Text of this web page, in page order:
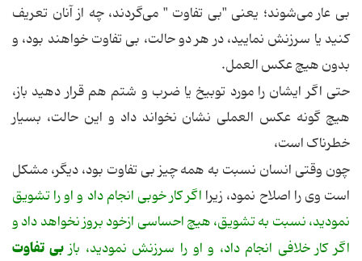
بی عار می‌شوند؛ یعنی "بی تفاوت " می‌گردند، چه از آنان تعریف
کنید یا سرزنش نمایید، در هر دو حالت، بی تفاوت خواهند بود، و
بدون هیچ عکس العمل.
حتی اگر ایشان را مورد توبیخ یا ضرب و شتم هم قرار دهید باز،
هیچ گونه عکس العملی نشان نخواند داد و این حالت، بسیار
خطرناک است،
چون وقتی انسان نسبت به همه چیز بی تفاوت بود، دیگر، مشکل
است وی را اصلاح نمود، زیرا اگر کار خوبی انجام داد و او را تشویق
نمودید، نسبت به تشویق، هیچ احساسی ازخود بروز نخواهد داد و
اگر کار خلافی انجام داد، و او را سرزنش نمودید، بازبی تفاوت